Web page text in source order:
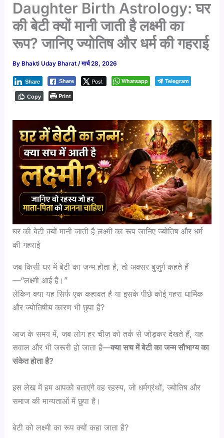
Daughter Birth Astrology: घर
की बेटी क्यों मानी जाती है लक्ष्मी का
रूप? जानिए ज्योतिष और धर्म की गहराई
By Bhakti Uday Bharat/मार्च 28, 2026
Share Post
Share Whatsapp Telegram
Copy Print
घर की बेटी क्यों मानी जाती है लक्ष्मी का रूप जानिए ज्योतिष और धर्म
की गहराई
जब किसी घर में बेटी का जन्म होता है, तो अक्सर बुजुर्ग कहते हैं
—“लक्ष्मी आई है।”
लेकिन क्या यह सिर्फ एक कहावत है या इसके पीछे कोई गहरा धार्मिक
और ज्योतिषीय कारण भी छुपा है?
आज के समय में, जब लोग हर चीज़ को तर्क से जोड़कर देखते हैं, यह
सवाल और भी जरूरी हो जाता है—क्या सच में बेटी का जन्म सौभाग्य का
संकेत होता है?
इस लेख में हम आपको बताएंगे वह रहस्य, जो धर्मग्रंथों, ज्योतिष और
समाज की मान्यताओं में छुपा है।
बेटी को लक्ष्मी का रूप क्यों कहा जाता है?